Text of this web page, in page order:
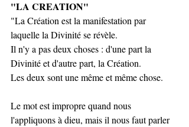
"LA CREATION"
"La Création est la manifestation par
laquelle la Divinité se révèle.
Il n'y a pas deux choses : d'une part la
Divinité et d'autre part, la Création.
Les deux sont une même et même chose.
Le mot est impropre quand nous
l'appliquons à dieu, mais il nous faut parler